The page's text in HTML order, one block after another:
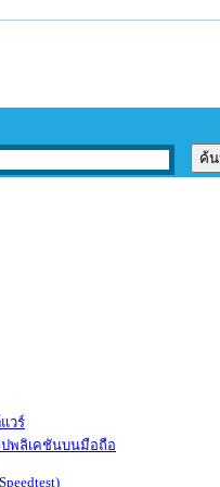
วร์
พลิเคชันบนมือถือ